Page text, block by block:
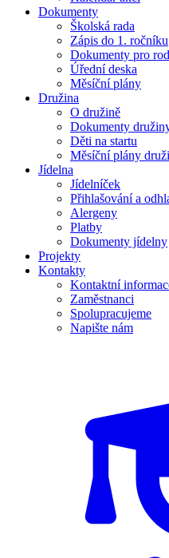
Dokumenty
Školská rada
Zápis do 1. ročníku
Dokumenty pro
Úřední deska
Měsíční plány
Družina
O družině
Dokumenty
Děti na startu
Měsíční plány
Jídelna
Jídelníček
Přihlašování a
Alergeny
Platby
Dokumenty jídelny
Projekty
Kontakty
Kontaktní
Zaměstnanci
Spolupracujeme
Napište nám